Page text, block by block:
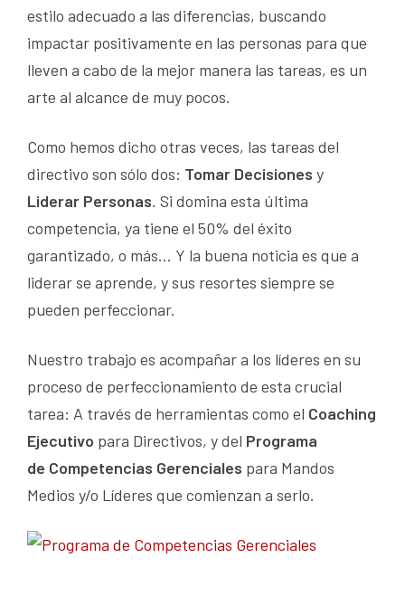
estilo adecuado a las diferencias, buscando
impactar positivamente en las personas para que
lleven a cabo de la mejor manera las tareas, es un
arte al alcance de muy pocos.
Como hemos dicho otras veces, las tareas del
directivo son sólo dos: Tomar Decisiones y
Liderar Personas. Si domina esta última
competencia, ya tiene el 50% del éxito
garantizado, o más… Y la buena noticia es que a
liderar se aprende, y sus resortes siempre se
pueden perfeccionar.
Nuestro trabajo es acompañar a los líderes en su
proceso de perfeccionamiento de esta crucial
tarea: A través de herramientas como el Coaching
Ejecutivo para Directivos, y del Programa
de Competencias Gerenciales para Mandos
Medios y/o Líderes que comienzan a serlo.